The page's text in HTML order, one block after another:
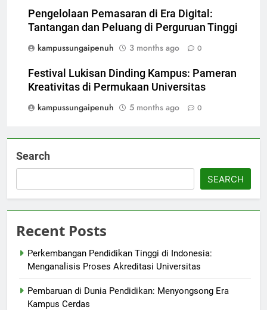
Pengelolaan Pemasaran di Era Digital:
Tantangan dan Peluang di Perguruan Tinggi
kampussungaipenuh
3 months ago 0
Festival Lukisan Dinding Kampus: Pameran
Kreativitas di Permukaan Universitas
kampussungaipenuh
5 months ago 0
Search
SEARCH
Recent Posts
Perkembangan Pendidikan Tinggi di Indonesia:
Menganalisis Proses Akreditasi Universitas
Pembaruan di Dunia Pendidikan: Menyongsong Era
Kampus Cerdas